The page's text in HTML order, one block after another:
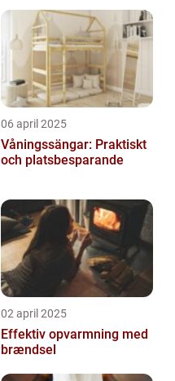
06 april 2025
Våningssängar: Praktiskt
och platsbesparande
02 april 2025
Effektiv opvarmning med
brændsel